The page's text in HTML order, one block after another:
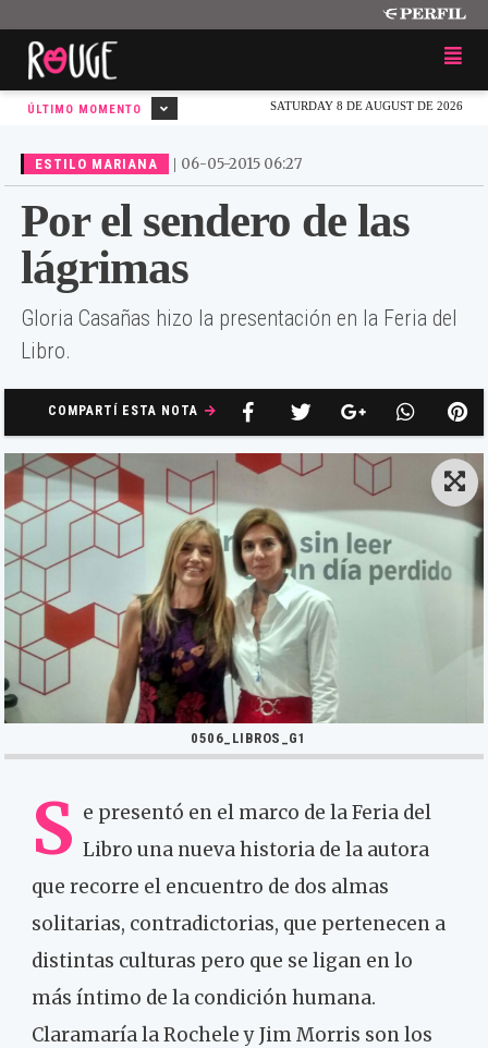
SATURDAY 8 DE AUGUST DE 2026
ÚLTIMO MOMENTO
ESTILO MARIANA | 06-05-2015 06:27
Por el sendero de las
lágrimas
Gloria Casañas hizo la presentación en la Feria del
Libro.
COMPARTÍ ESTA NOTA
0506_LIBROS_G1
S e presentó en el marco de la Feria del
Libro una nueva historia de la autora
que recorre el encuentro de dos almas
solitarias, contradictorias, que pertenecen a
distintas culturas pero que se ligan en lo
más íntimo de la condición humana.
Claramaría la Rochele y Jim Morris son los